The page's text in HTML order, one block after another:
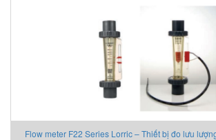
Flow meter F22 Series Lorric – Thiết bị đo lưu